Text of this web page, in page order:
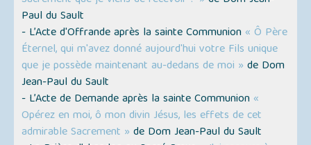
Paul du Sault
- L’Acte d'Offrande après la sainte Communion « Ô Père
Éternel, qui m'avez donné aujourd'hui votre Fils unique
que je possède maintenant au-dedans de moi » de Dom
Jean-Paul du Sault
- L’Acte de Demande après la sainte Communion «
Opérez en moi, ô mon divin Jésus, les effets de cet
admirable Sacrement » de Dom Jean-Paul du Sault